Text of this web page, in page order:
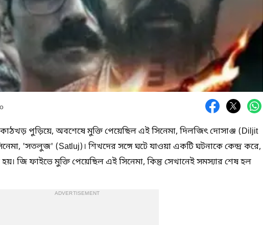
পুড়িয়ে, অবশেষে মুক্তি পেয়েছিল এই সিনেমা, দিলজিৎ দোসাঞ্জ (Diljit
'সতলুজ' (Satluj)। শিখদের সঙ্গে ঘটে যাওয়া একটি ঘটনাকে কেন্দ্র করে,
জি ফাইভে মুক্তি পেয়েছিল এই সিনেমা, কিন্তু সেখানেই সমস্যার শেষ হল
ADVERTISEMENT